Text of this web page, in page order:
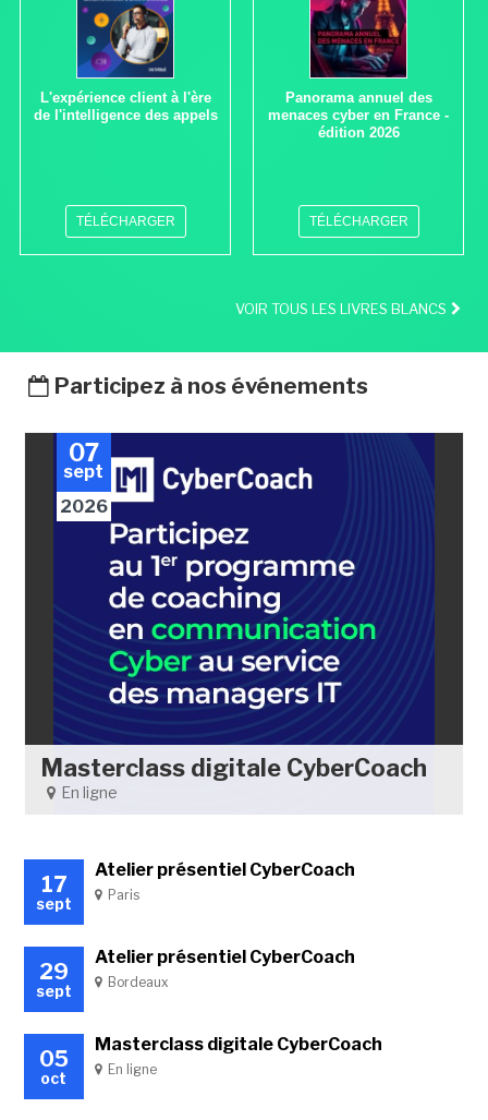
L'expérience client à l'ère
de l'intelligence des appels
TÉLÉCHARGER
Panorama annuel des
menaces cyber en France -
édition 2026
TÉLÉCHARGER
VOIR TOUS LES LIVRES BLANCS
Participez à nos événements
07
sept
2026
Masterclass digitale CyberCoach
En ligne
17
sept
Atelier présentiel CyberCoach
Paris
29
sept
Atelier présentiel CyberCoach
Bordeaux
05
oct
Masterclass digitale CyberCoach
En ligne